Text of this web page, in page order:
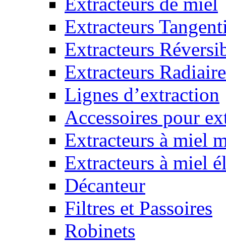
Extracteurs
Extracteurs
Extracteurs
Lignes d’extraction
Accessoires pour
Extracteurs à miel
Extracteurs à miel
Décanteur
Filtres et Passoires
Robinets